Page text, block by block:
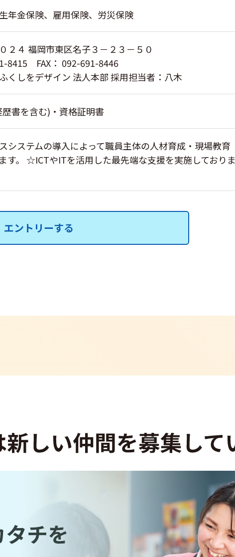
年金保険、雇用保険、労災保険
２４ 福岡市東区名子３－２３－５０
8415 FAX： 092-691-8446
くしをデザイン 法人本部 採用担当者：八木
書を含む)・資格証明書
システムの導入によって職員主体の人材育成・現場教育
す。 ☆ICTやITを活用した最先端な支援を実施しておりま
エントリーする